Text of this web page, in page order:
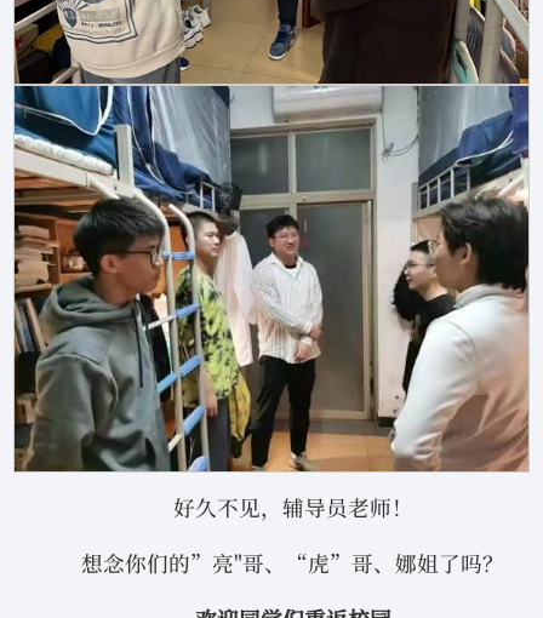
好久不见，辅导员老师！
想念你们的”亮"哥、“虎”哥、娜姐了吗？